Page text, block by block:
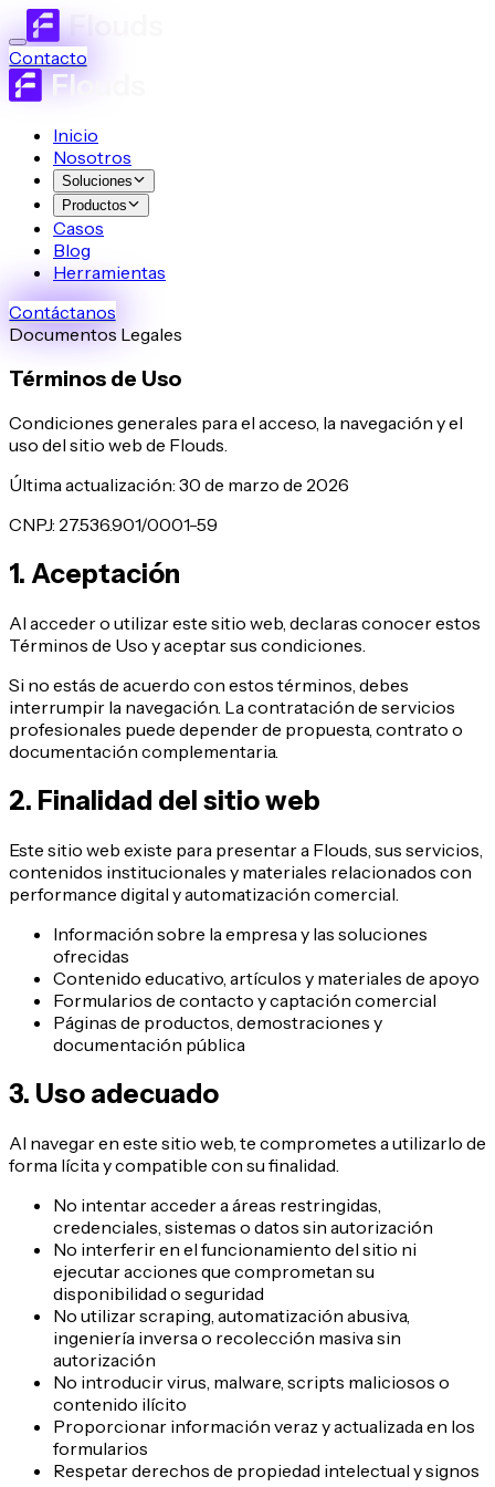
Contacto
Inicio
Nosotros
Soluciones
Productos
Casos
Blog
Herramientas
Contáctanos
Documentos Legales
Términos de Uso
Condiciones generales para el acceso, la navegación y el
uso del sitio web de Flouds.
Última actualización: 30 de marzo de 2026
CNPJ: 27.536.901/0001-59
1. Aceptación
Al acceder o utilizar este sitio web, declaras conocer estos
Términos de Uso y aceptar sus condiciones.
Si no estás de acuerdo con estos términos, debes
interrumpir la navegación. La contratación de servicios
profesionales puede depender de propuesta, contrato o
documentación complementaria.
2. Finalidad del sitio web
Este sitio web existe para presentar a Flouds, sus servicios,
contenidos institucionales y materiales relacionados con
performance digital y automatización comercial.
Información sobre la empresa y las soluciones
ofrecidas
Contenido educativo, artículos y materiales de apoyo
Formularios de contacto y captación comercial
Páginas de productos, demostraciones y
documentación pública
3. Uso adecuado
Al navegar en este sitio web, te comprometes a utilizarlo de
forma lícita y compatible con su finalidad.
No intentar acceder a áreas restringidas,
credenciales, sistemas o datos sin autorización
No interferir en el funcionamiento del sitio ni
ejecutar acciones que comprometan su
disponibilidad o seguridad
No utilizar scraping, automatización abusiva,
ingeniería inversa o recolección masiva sin
autorización
No introducir virus, malware, scripts maliciosos o
contenido ilícito
Proporcionar información veraz y actualizada en los
formularios
Respetar derechos de propiedad intelectual y signos